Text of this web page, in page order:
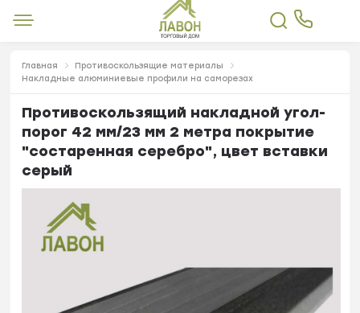
Главная
Противоскользящие материалы
Накладные алюминиевые профили на саморезах
Противоскользящий накладной угол-
порог 42 мм/23 мм 2 метра покрытие
"состаренная серебро", цвет вставки
серый